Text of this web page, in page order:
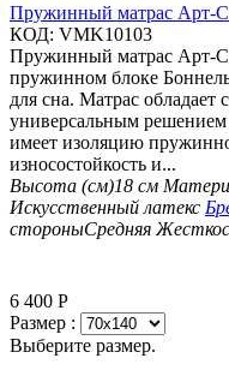
Пружинный матрас Арт-
КОД: VMK10103
Пружинный матрас Арт-
пружинном блоке
для сна. Матрас обладает
универсальным
имеет изоляцию
износостойкость и...
Высота (см)18 см
Искусственный латекс
стороныСредняя
6 400 Р
Размер :
Выберите размер.